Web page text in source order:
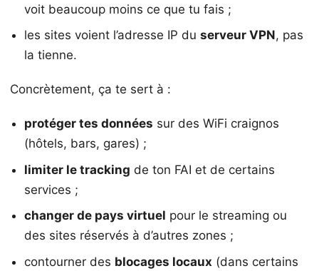
voit beaucoup moins ce que tu fais ;
les sites voient l’adresse IP du serveur VPN, pas
la tienne.
Concrètement, ça te sert à :
protéger tes données sur des WiFi craignos
(hôtels, bars, gares) ;
limiter le tracking de ton FAI et de certains
services ;
changer de pays virtuel pour le streaming ou
des sites réservés à d’autres zones ;
contourner des blocages locaux (dans certains